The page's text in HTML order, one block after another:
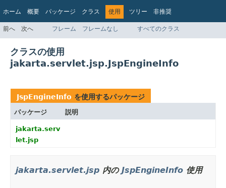
ホーム 概要 パッケージ クラス 使用 ツリー
非推奨
インデックス
ヘルプ
Jakarta EE Platform API v9.0.0
前へ 次へ フレーム フレームなし すべてのクラス
クラスの使用
jakarta.servlet.jsp.JspEngineInfo
JspEngineInfo を使用するパッケージ
パッケージ 説明
jakarta.serv
let.jsp
jakarta.servlet.jsp 内の JspEngineInfo 使用